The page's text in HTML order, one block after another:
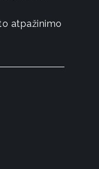
atpažinimo